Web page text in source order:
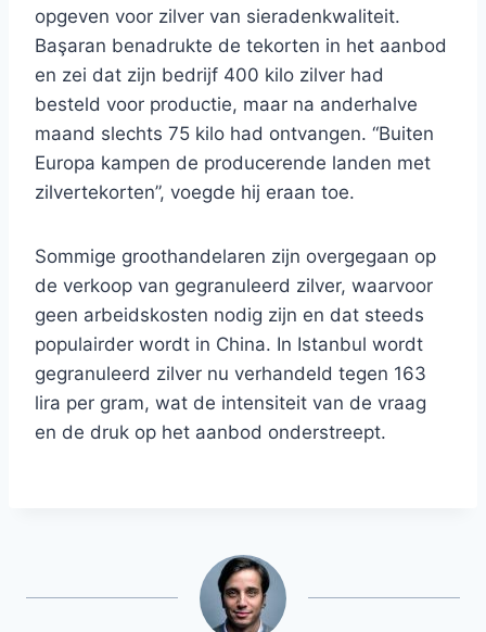
opgeven voor zilver van sieradenkwaliteit.
Başaran benadrukte de tekorten in het aanbod
en zei dat zijn bedrijf 400 kilo zilver had
besteld voor productie, maar na anderhalve
maand slechts 75 kilo had ontvangen. “Buiten
Europa kampen de producerende landen met
zilvertekorten”, voegde hij eraan toe.
Sommige groothandelaren zijn overgegaan op
de verkoop van gegranuleerd zilver, waarvoor
geen arbeidskosten nodig zijn en dat steeds
populairder wordt in China. In Istanbul wordt
gegranuleerd zilver nu verhandeld tegen 163
lira per gram, wat de intensiteit van de vraag
en de druk op het aanbod onderstreept.